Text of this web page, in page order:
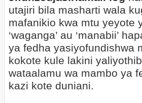
utajiri bila masharti wala
mafanikio kwa mtu yeyote
‘waganga’ au ‘manabii’
ya fedha yasiyofundishwa
kokote kule lakini
wataalamu wa mambo ya
kazi kote duniani.